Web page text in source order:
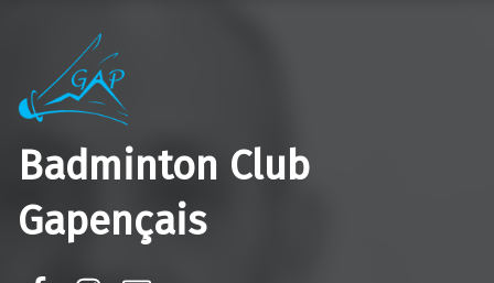
Badminton Club
Gapençais